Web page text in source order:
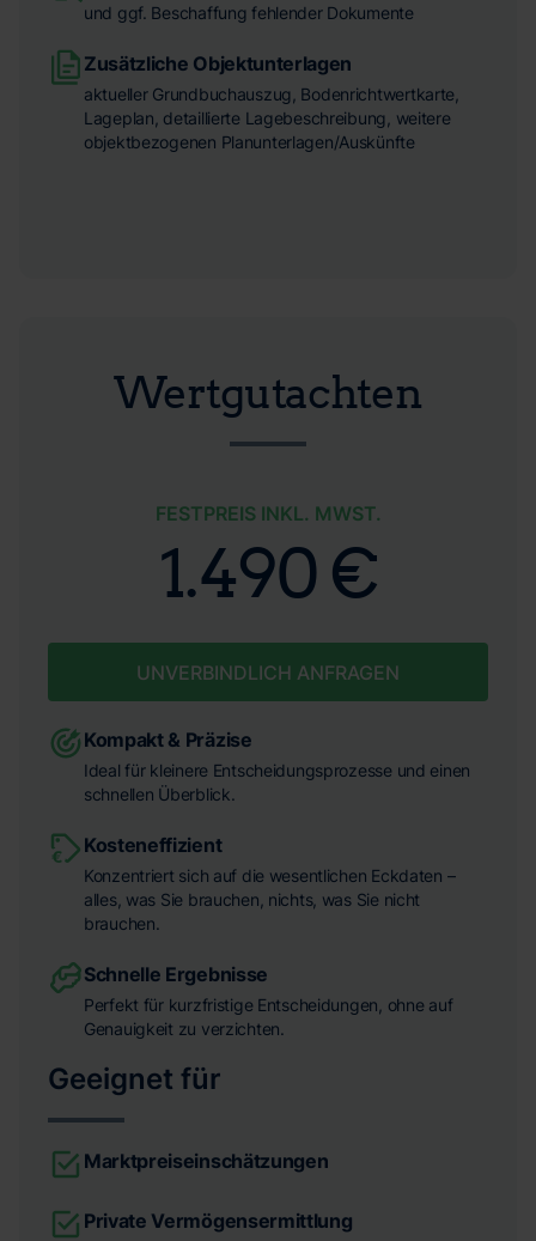
Wertgutachten
FESTPREIS INKL. MWST.
1.490 €
UNVERBINDLICH ANFRAGEN
Kompakt & Präzise
Ideal für kleinere Entscheidungsprozesse und einen
schnellen Überblick.
Kosteneffizient
Konzentriert sich auf die wesentlichen Eckdaten –
alles, was Sie brauchen, nichts, was Sie nicht
brauchen.
Schnelle Ergebnisse
Perfekt für kurzfristige Entscheidungen, ohne auf
Genauigkeit zu verzichten.
Geeignet für
Marktpreiseinschätzungen
Private Vermögensermittlung
und ggf. Beschaffung fehlender Dokumente
Zusätzliche Objektunterlagen
aktueller Grundbuchauszug, Bodenrichtwertkarte,
Lageplan, detaillierte Lagebeschreibung, weitere
objektbezogenen Planunterlagen/Auskünfte